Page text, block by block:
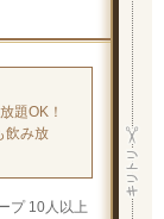
題OK！
飲み放
プ 10人以上